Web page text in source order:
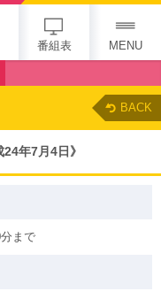
番組表 MENU
BACK
年7月4日》
まで